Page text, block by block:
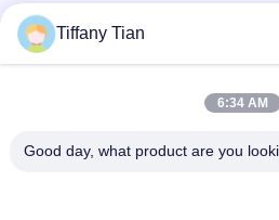
Catégories
Tiffany Tian
6:34 AM
Good day, what product are you